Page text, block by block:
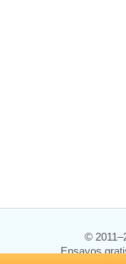
©
Ensayos